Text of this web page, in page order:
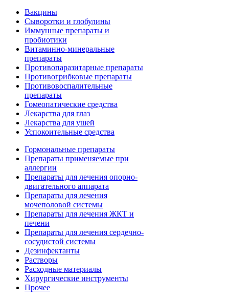
Вакцины
Сыворотки и глобулины
Иммунные препараты и
пробиотики
Витаминно-минеральные
препараты
Противопаразитарные препараты
Противогрибковые препараты
Противовоспалительные
препараты
Гомеопатические средства
Лекарства для глаз
Лекарства для ушей
Успокоительные средства
Гормональные препараты
Препараты применяемые при
аллергии
Препараты для лечения опорно-
двигательного аппарата
Препараты для лечения
мочеполовой системы
Препараты для лечения ЖКТ и
печени
Препараты для лечения сердечно-
сосудистой системы
Дезинфектанты
Растворы
Расходные материалы
Хирургические инструменты
Прочее